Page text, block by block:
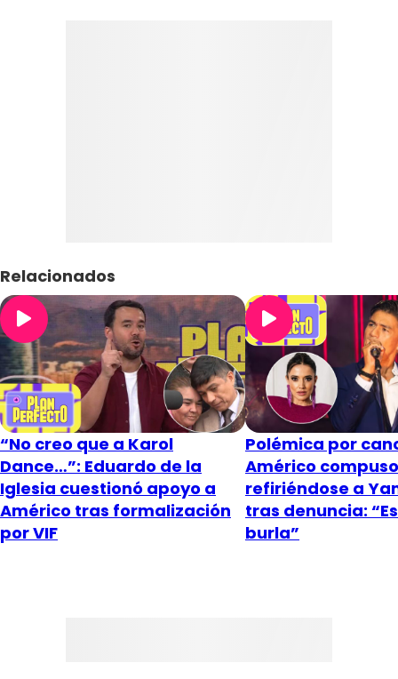
Relacionados
“No creo que a Karol
Dance…”: Eduardo de la
Iglesia cuestionó apoyo a
Américo tras formalización
por VIF
Polémica por
Américo compuso
refiriéndose a
tras denuncia:
burla”